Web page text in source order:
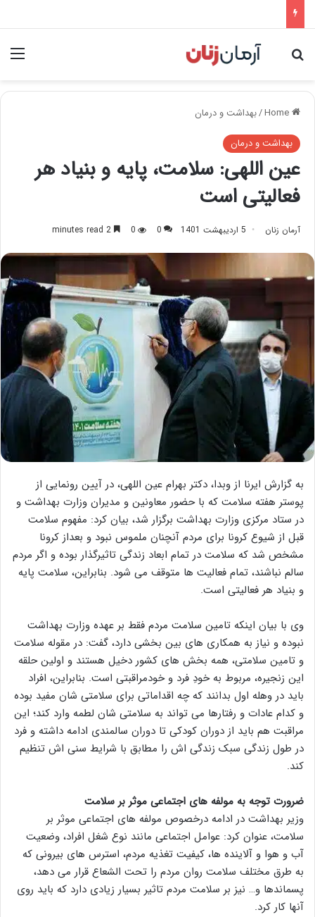
Search for
/بهداشت و درمان
بهداشت و درمان
عین اللهی: سلامت، پایه و بنیاد هر
فعالیتی است
آرمان زنان 5 اردیبهشت 1401 0
0
به گزارش ایرنا از وبدا، دکتر بهرام عین اللهی، در آیین رونمایی از
پوستر هفته سلامت که با حضور معاونین و مدیران وزارت بهداشت و
در ستاد مرکزی وزارت بهداشت برگزار شد، بیان کرد: مفهوم سلامت
قبل از شیوع کرونا برای مردم آنچنان ملموس نبود و بعداز کرونا
مشخص شد که سلامت در تمام ابعاد زندگی تاثیرگذار بوده و اگر مردم
سالم نباشند، تمام فعالیت ها متوقف می شود. بنابراین، سلامت پایه
و بنیاد هر فعالیتی است.
وی با بیان اینکه تامین سلامت مردم فقط بر عهده وزارت بهداشت
نبوده و نیاز به همکاری های بین بخشی دارد، گفت: در مقوله سلامت
و تامین سلامتی، همه بخش های کشور دخیل هستند و اولین حلقه
این زنجیره، مربوط به خودِ فرد و خودمراقبتی است. بنابراین، افراد
باید در وهله اول بدانند که چه اقداماتی برای سلامتی شان مفید بوده
و کدام عادات و رفتارها می تواند به سلامتی شان لطمه وارد کند؛ این
مراقبت هم باید از دوران کودکی تا دوران سالمندی ادامه داشته و فرد
در طول زندگی سبک زندگی اش را مطابق با شرایط سنی اش تنظیم
کند.
ضرورت توجه به مولفه های اجتماعی موثر بر سلامت
وزیر بهداشت در ادامه درخصوص مولفه های اجتماعی موثر بر
سلامت، عنوان کرد: عوامل اجتماعی مانند نوع شغل افراد، وضعیت
آب و هوا و آلاینده ها، کیفیت تغذیه مردم، استرس های بیرونی که
به طرق مختلف سلامت روان مردم را تحت الشعاع قرار می دهد،
پسماندها و… نیز بر سلامت مردم تاثیر بسیار زیادی دارد که باید روی
آنها کار کرد.